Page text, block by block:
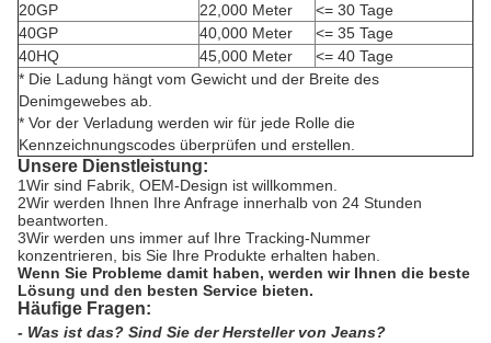
20GP
22,000 Meter
<= 30 Tage
40GP
40,000 Meter
<= 35 Tage
40HQ
45,000 Meter
<= 40 Tage
* Die Ladung hängt vom Gewicht und der Breite des
Denimgewebes ab.
* Vor der Verladung werden wir für jede Rolle die
Kennzeichnungscodes überprüfen und erstellen.
Unsere Dienstleistung:
1Wir sind Fabrik, OEM-Design ist willkommen.
2Wir werden Ihnen Ihre Anfrage innerhalb von 24 Stunden
beantworten.
3Wir werden uns immer auf Ihre Tracking-Nummer
konzentrieren, bis Sie Ihre Produkte erhalten haben.
Wenn Sie Probleme damit haben, werden wir Ihnen die beste
Lösung und den besten Service bieten.
Häufige Fragen:
- Was ist das? Sind Sie der Hersteller von Jeans?